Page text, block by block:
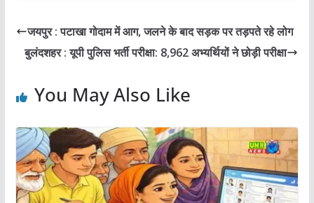
जयपुर : पटाखा गोदाम में आग, जलने के बाद सड़क पर तड़पते रहे लोग
बुलंदशहर : यूपी पुलिस भर्ती परीक्षा: 8,962 अभ्यर्थियों ने छोड़ी परीक्षा
You May Also Like